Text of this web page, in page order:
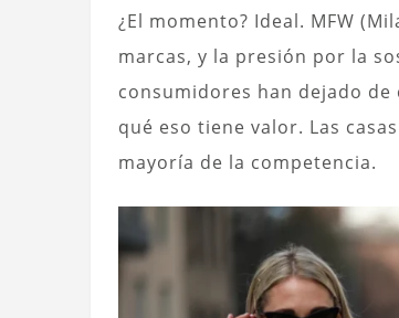
¿El momento? Ideal. MFW
marcas, y la presión por la
consumidores han dejado
qué eso tiene valor. Las
mayoría de la competencia.